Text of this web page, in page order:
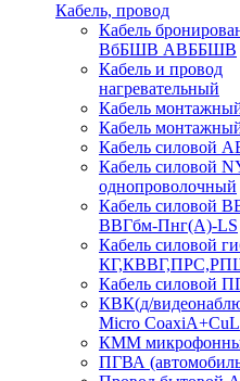
Кабель, провод
Кабель
ВбБШВ АВББШВ
Кабель и провод
нагревательный
Кабель
Кабель
Кабель силовой
Кабель силовой
однопроволочный
Кабель силовой
ВВГбм-Пнг(А)-LS
Кабель силовой
Кабель силовой
КВК(д/
Micro CoaxiA+CuL
КММ
ПГВА